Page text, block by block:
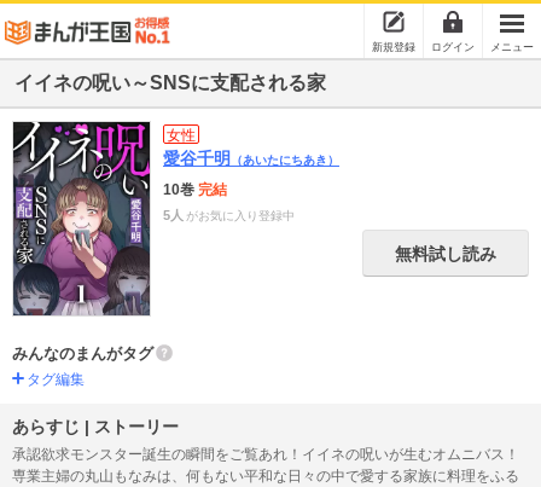
新規登録 ログイン メニュー
イイネの呪い～SNSに支配される家
女性
愛谷千明 （あいたにちあき）
10巻 完結
5人 がお気に入り登録中
無料試し読み
みんなのまんがタグ
タグ編集
あらすじ | ストーリー
承認欲求モンスター誕生の瞬間をご覧あれ！イイネの呪いが生むオムニバス！
専業主婦の丸山もなみは、何もない平和な日々の中で愛する家族に料理をふる